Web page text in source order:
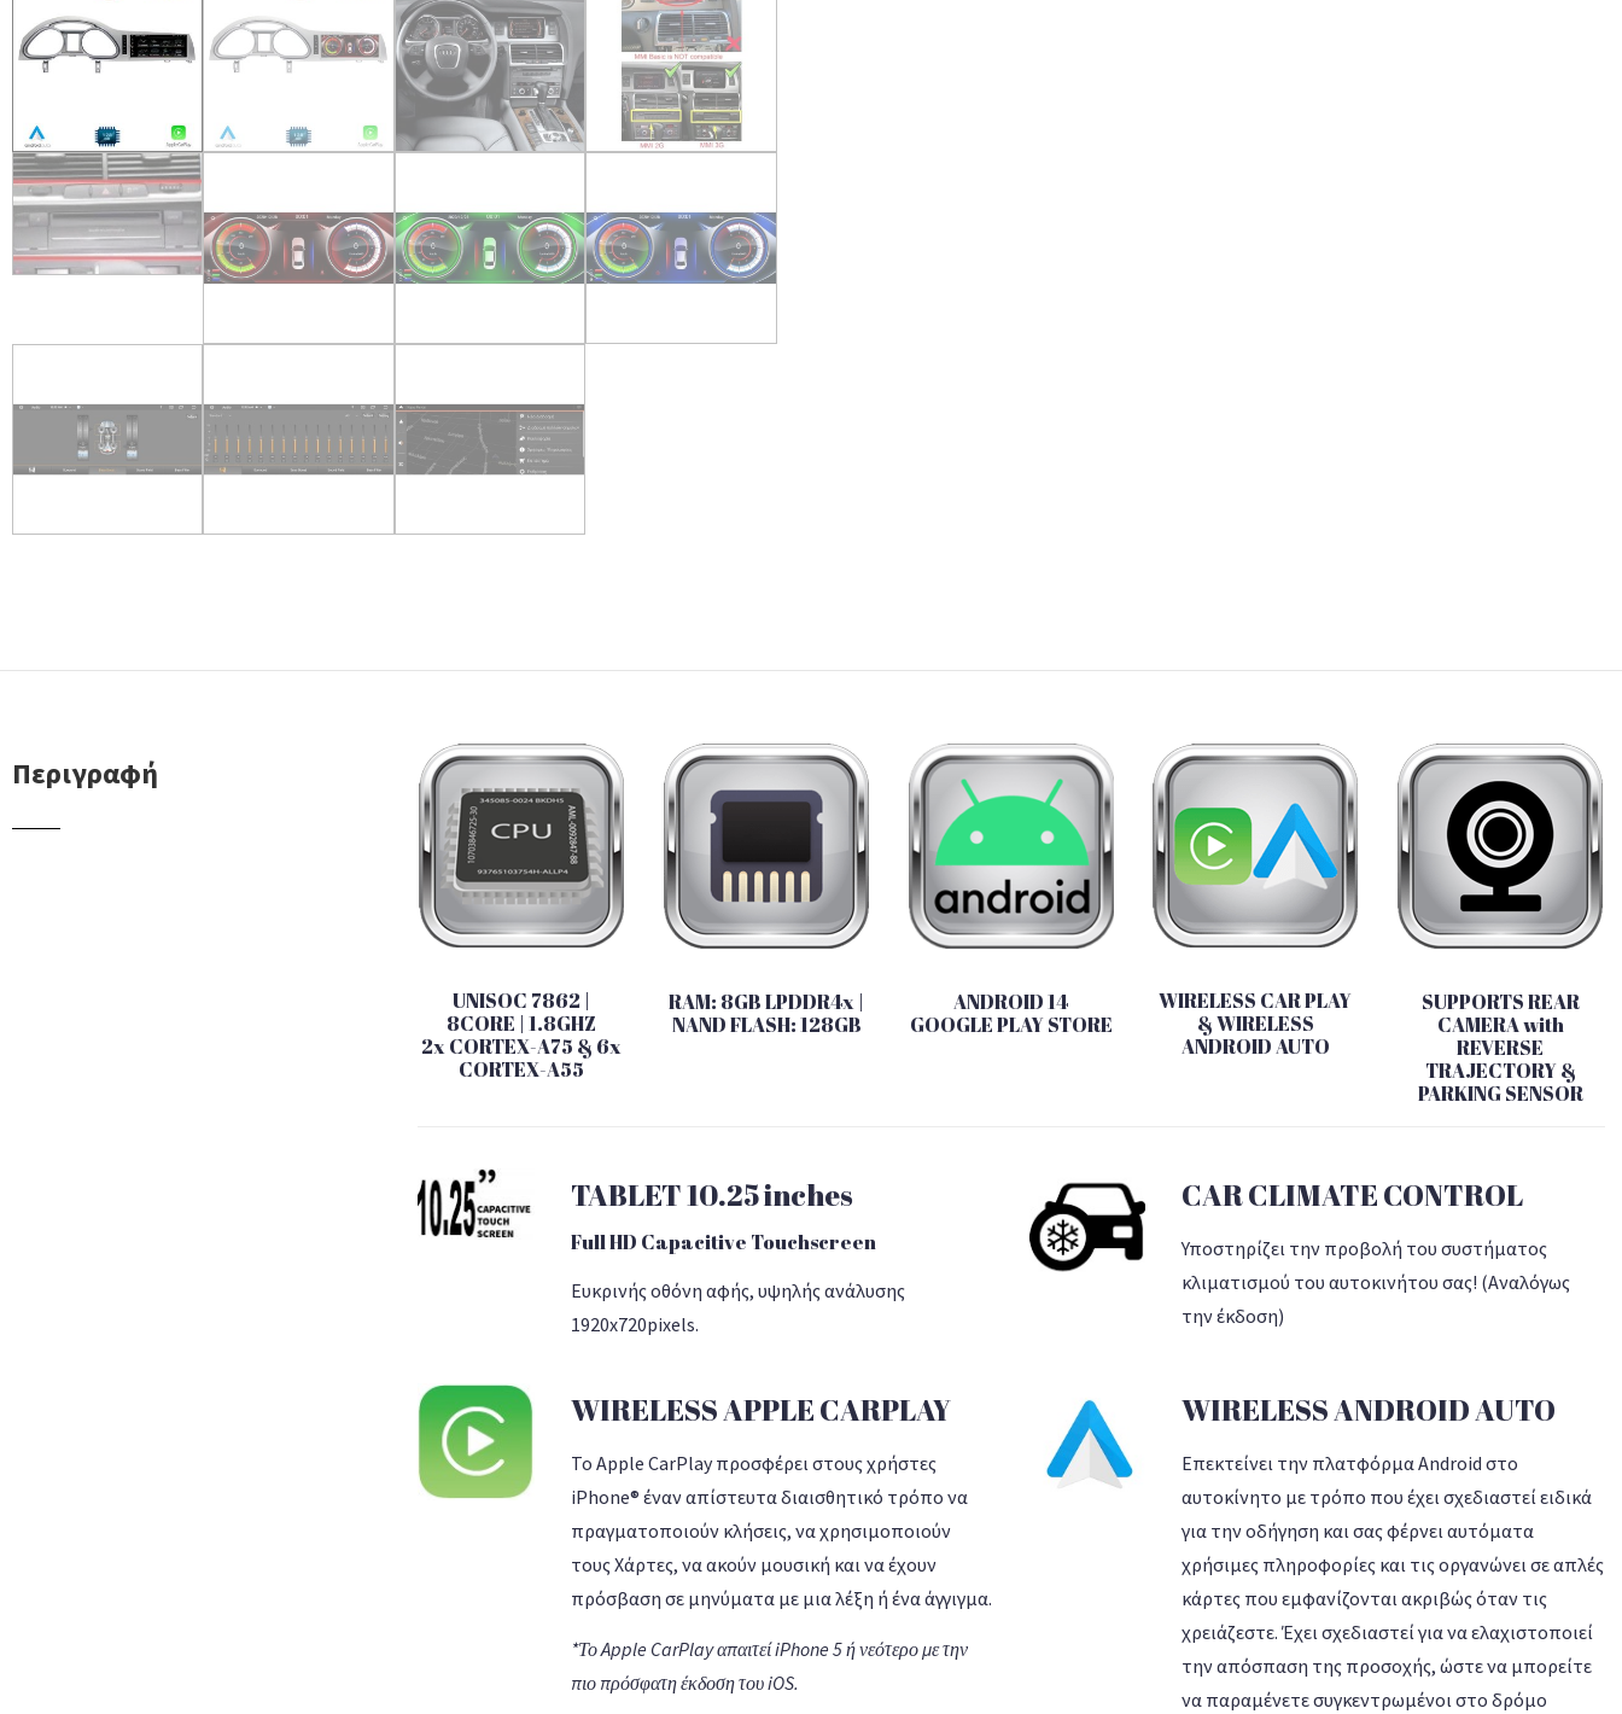
Περιγραφή
UNISOC 7862 |
8CORE | 1.8GHZ
2x CORTEX-A75 & 6x
CORTEX-A55
RAM: 8GB LPDDR4x |
NAND FLASH: 128GB
ANDROID 14
GOOGLE PLAY STORE
WIRELESS CAR PLAY
& WIRELESS
ANDROID AUTO
SUPPORTS REAR
CAMERA with
REVERSE
TRAJECTORY &
PARKING SENSOR
TABLET 10.25 inches
Full HD Capacitive Touchscreen
Eυκρινής οθόνη αφής, υψηλής ανάλυσης
1920x720pixels.
CAR CLIMATE CONTROL
Υποστηρίζει την προβολή του συστήματος
κλιματισμού του αυτοκινήτου σας! (Aναλόγως
την έκδοση)
WIRELESS APPLE CARPLAY
Το Apple CarPlay προσφέρει στους χρήστες
iPhone® έναν απίστευτα διαισθητικό τρόπο να
πραγματοποιούν κλήσεις, να χρησιμοποιούν
τους Χάρτες, να ακούν μουσική και να έχουν
πρόσβαση σε μηνύματα με μια λέξη ή ένα άγγιγμα.
*Το Apple CarPlay απαιτεί iPhone 5 ή νεότερο με την
πιο πρόσφατη έκδοση του iOS.
WIRELESS ANDROID AUTO
Επεκτείνει την πλατφόρμα Android στο
αυτοκίνητο με τρόπο που έχει σχεδιαστεί ειδικά
για την οδήγηση και σας φέρνει αυτόματα
χρήσιμες πληροφορίες και τις οργανώνει σε απλές
κάρτες που εμφανίζονται ακριβώς όταν τις
χρειάζεστε. Έχει σχεδιαστεί για να ελαχιστοποιεί
την απόσπαση της προσοχής, ώστε να μπορείτε
να παραμένετε συγκεντρωμένοι στο δρόμο